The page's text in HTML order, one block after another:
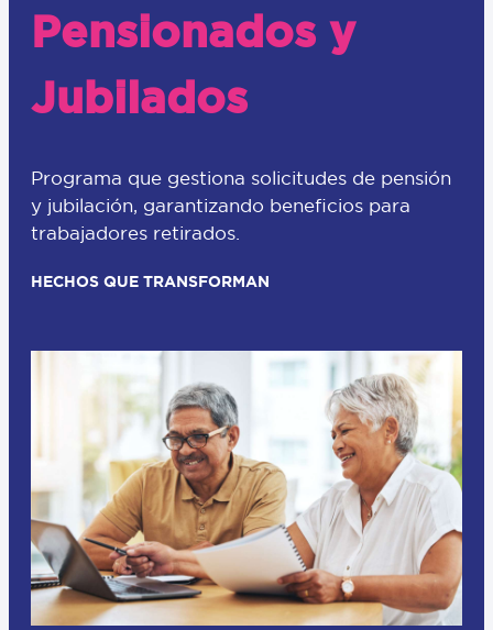
Pensionados y
Jubilados
Programa que gestiona solicitudes de pensión
y jubilación, garantizando beneficios para
trabajadores retirados.
HECHOS QUE TRANSFORMAN